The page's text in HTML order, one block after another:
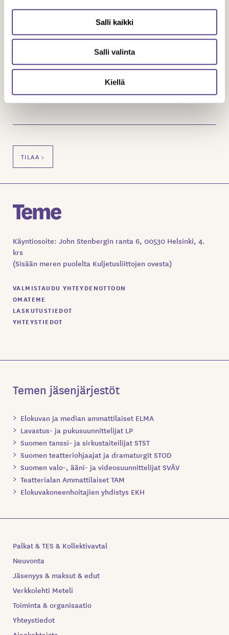
Salli kaikki
Salli valinta
Kiellä
NIMI
SÄHKÖPOSTIOSOITE
Käyntiosoite: John Stenbergin ranta 6, 00530 Helsinki, 4.
krs
(Sisään meren puolelta Kuljetusliittojen ovesta)
VALMISTAUDU YHTEYDENOTTOON
OMATEME
LASKUTUSTIEDOT
YHTEYSTIEDOT
Temen jäsenjärjestöt
Elokuvan ja median ammattilaiset ELMA
Lavastus- ja pukusuunnittelijat LP
Suomen tanssi- ja sirkustaiteilijat STST
Suomen teatteriohjaajat ja dramaturgit STOD
Suomen valo-, ääni- ja videosuunnittelijat SVÄV
Teatterialan Ammattilaiset TAM
Elokuvakoneenhoitajien yhdistys EKH
Palkat & TES & Kollektivavtal
Neuvonta
Jäsenyys & maksut & edut
Verkkolehti Meteli
Toiminta & organisaatio
Yhteystiedot